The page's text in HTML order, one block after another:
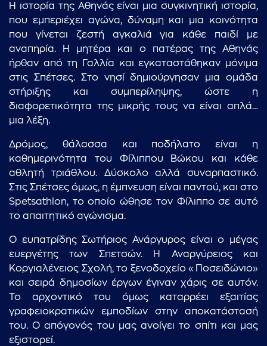
Η ιστορία της Αθηνάς είναι μια συγκινητική ιστορία,
που εμπεριέχει αγώνα, δύναμη και μια κοινότητα
που γίνεται ζεστή αγκαλιά για κάθε παιδί με
αναπηρία. Η μητέρα και ο πατέρας της Αθηνάς
ήρθαν από τη Γαλλία και εγκαταστάθηκαν μόνιμα
στις Σπέτσες. Στο νησί δημιούργησαν μια ομάδα
στήριξης και συμπερίληψης, ώστε η
διαφορετικότητα της μικρής τους να είναι απλά…
μια λέξη.
Δρόμος, θάλασσα και ποδήλατο είναι η
καθημερινότητα του Φίλιππου Βώκου και κάθε
αθλητή τριάθλου. Δύσκολο αλλά συναρπαστικό.
Στις Σπέτσες όμως, η έμπνευση είναι παντού, και στο
Spetsathlon, το οποίο ώθησε τον Φίλιππο σε αυτό
το απαιτητικό αγώνισμα.
Ο ευπατρίδης Σωτήριος Ανάργυρος είναι ο μέγας
ευεργέτης των Σπετσών. Η Αναργύρειος και
Κοργιαλένειος Σχολή, το ξενοδοχείο «Ποσειδώνιο»
και σειρά δημοσίων έργων έγιναν χάρις σε αυτόν.
Το αρχοντικό του όμως καταρρέει εξαιτίας
γραφειοκρατικών εμποδίων στην αποκατάστασή
του. Ο απόγονός του μας ανοίγει το σπίτι και μας
εξιστορεί.